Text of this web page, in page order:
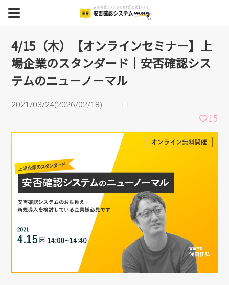
安否確認システム
安否確認システム導入事例
イベント
セミナー
ミナー】上場企業のスタン
ダード｜安否確認システム
のニューノーマル
4/15（木）【オンラインセミナー】上
場企業のスタンダード｜安否確認シス
テムのニューノーマル
2021/03/24(2026/02/18).
15